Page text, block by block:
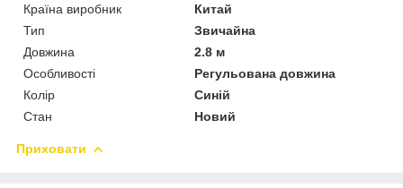
Країна виробник
Китай
Тип
Звичайна
Довжина
2.8 м
Особливості
Регульована довжина
Колір
Синій
Стан
Новий
Приховати